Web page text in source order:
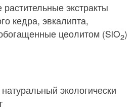
растительные экстракты
кедра, эвкалипта,
цеолитом (SiO2)
экологически